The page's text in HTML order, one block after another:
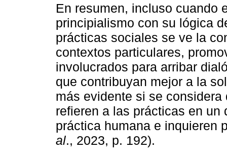
En resumen, incluso cuando
principialismo con su lógica
prácticas sociales se ve la
contextos particulares,
involucrados para arribar
que contribuyan mejor a la
más evidente si se
refieren a las prácticas en un
práctica humana e inquieren
al., 2023, p. 192).